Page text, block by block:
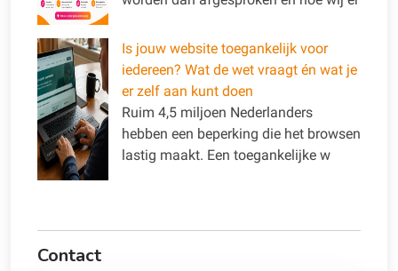
Is jouw website toegankelijk voor
iedereen? Wat de wet vraagt én wat je
er zelf aan kunt doen
Ruim 4,5 miljoen Nederlanders
hebben een beperking die het browsen
lastig maakt. Een toegankelijke w
Contact